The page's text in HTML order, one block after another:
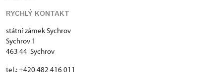
RYCHLÝ KONTAKT
státní zámek Sychrov
Sychrov 1
463 44 Sychrov
tel.: +420 482 416 011